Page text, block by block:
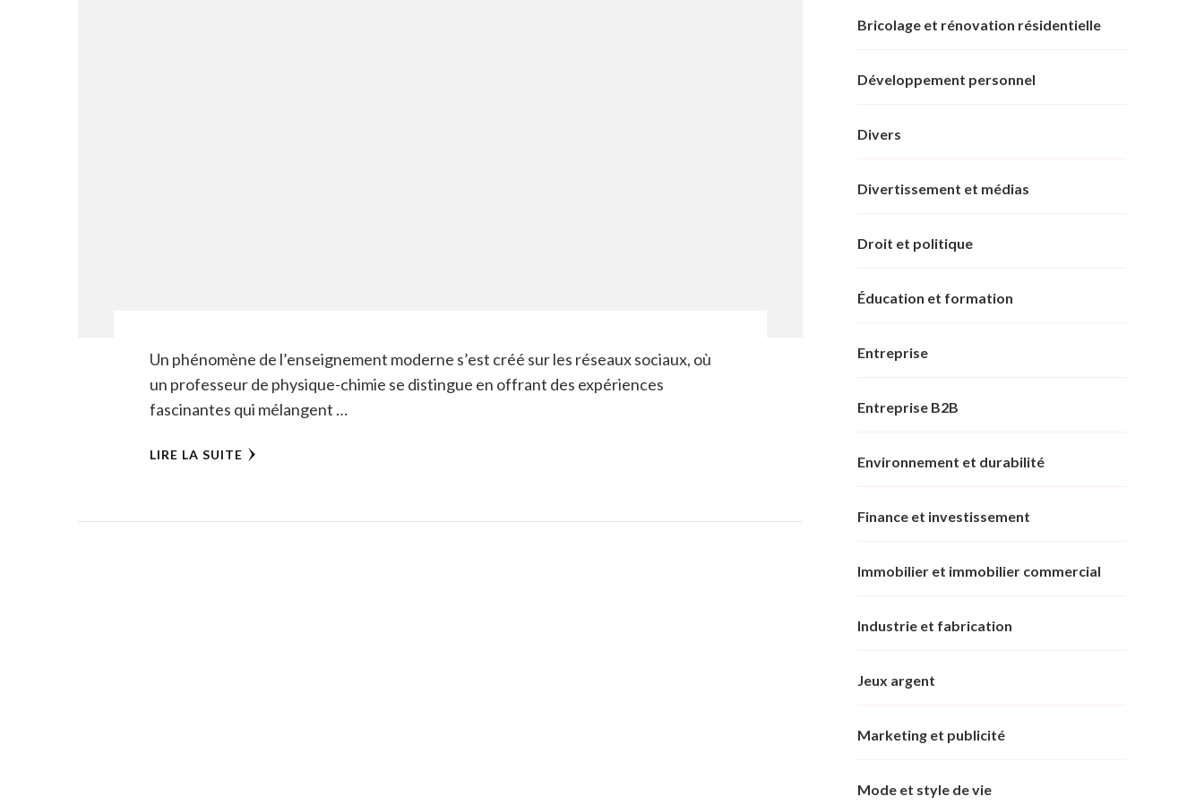
Un phénomène de l’enseignement moderne s’est créé sur les réseaux sociaux, où
un professeur de physique-chimie se distingue en offrant des expériences
fascinantes qui mélangent …
LIRE LA SUITE
Bricolage et rénovation résidentielle
Développement personnel
Divers
Divertissement et médias
Droit et politique
Éducation et formation
Entreprise
Entreprise B2B
Environnement et durabilité
Finance et investissement
Immobilier et immobilier commercial
Industrie et fabrication
Jeux argent
Marketing et publicité
Mode et style de vie